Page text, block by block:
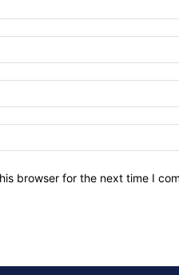
browser for the next time I